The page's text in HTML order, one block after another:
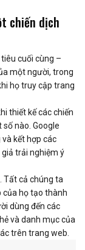
chiến dịch
tiêu cuối cùng –
một người, trong
họ truy cập trang
thiết kế các chiến
nào. Google
kết hợp các
giả trải nghiệm ý
Tất cả chúng ta
của họ tạo thành
dùng đến các
và danh mục của
trên trang web.